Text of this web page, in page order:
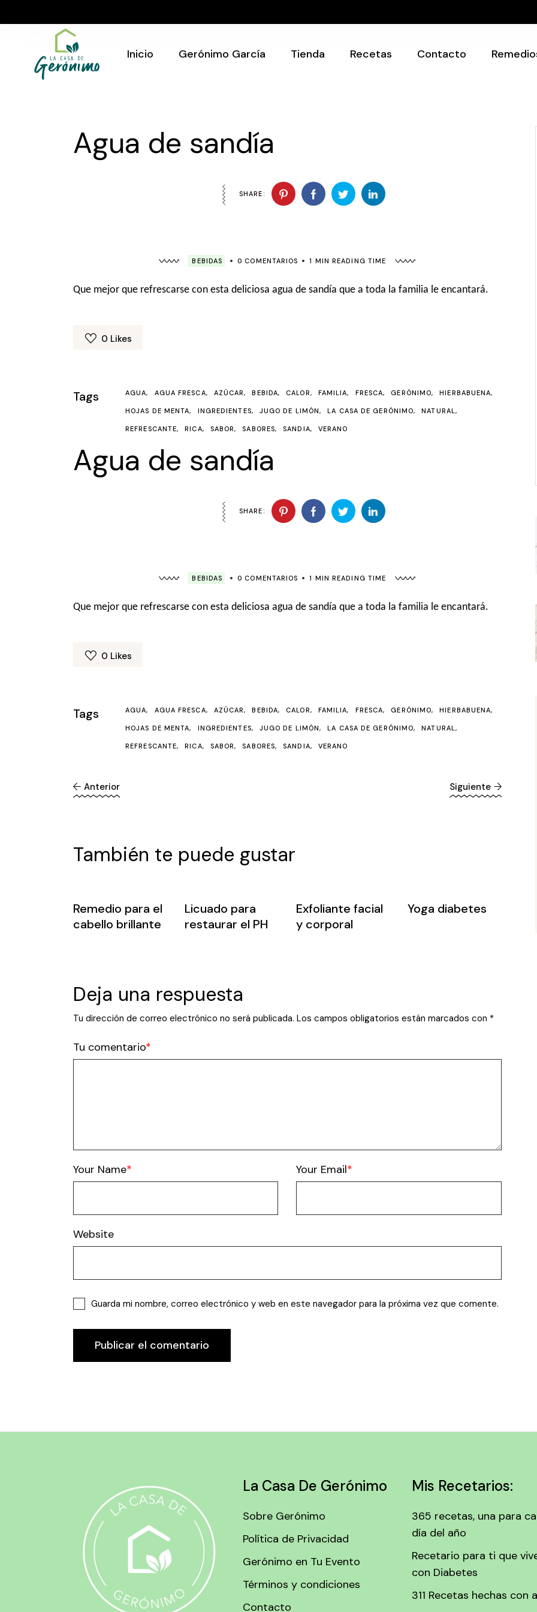
the
Inicio
Gerónimo García
evento
Tienda Recetas Contacto
evento
Agua de sandía
SHARE:
BEBIDAS 0 COMENTARIOS 1 MIN READING TIME
Que mejor que refrescarse con esta deliciosa agua de sandía que a toda la familia le encantará.
0 Likes
Tags AGUA AGUA FRESCA AZÚCAR BEBIDA CALOR FAMILIA FRESCA GERÓNIMO HIERBABUENA
HOJAS DE MENTA INGREDIENTES JUGO DE LIMÓN LA CASA DE GERÓNIMO NATURAL
REFRESCANTE RICA SABOR SABORES SANDIA VERANO
Agua de sandía
SHARE:
BEBIDAS 0 COMENTARIOS 1 MIN READING TIME
Que mejor que refrescarse con esta deliciosa agua de sandía que a toda la familia le encantará.
0 Likes
Tags AGUA AGUA FRESCA AZÚCAR BEBIDA CALOR FAMILIA FRESCA GERÓNIMO HIERBABUENA
HOJAS DE MENTA INGREDIENTES JUGO DE LIMÓN LA CASA DE GERÓNIMO NATURAL
REFRESCANTE RICA SABOR SABORES SANDIA VERANO
Anterior Siguiente
También te puede gustar
Remedio para el
cabello brillante
Licuado para
restaurar el PH
Exfoliante facial
y corporal
Yoga diabetes
Deja una respuesta
Tu dirección de correo electrónico no será publicada. Los campos obligatorios están marcados con *
Tu comentario
Your Name Your Email
Website
Guarda mi nombre, correo electrónico y web en este navegador para la próxima vez que comente.
Publicar el comentario
La Casa De Gerónimo
Sobre Gerónimo
Política de Privacidad
Gerónimo en Tu Evento
Términos y condiciones
Contacto
Mis Recetarios:
365 recetas, una para
día del año
Recetario para ti que
con Diabetes
311 Recetas hechas con